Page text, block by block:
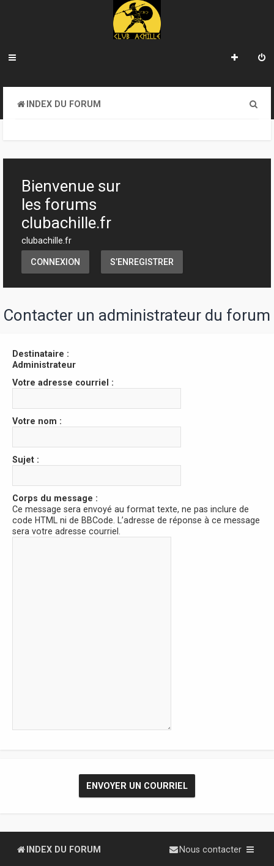
INDEX DU FORUM
h
Bienvenue sur
les forums
clubachille.fr
clubachille.fr
CONNEXION S’ENREGISTRER
Contacter un administrateur du forum
Destinataire :
Administrateur
Votre adresse courriel :
Votre nom :
Sujet :
Corps du message :
Ce message sera envoyé au format texte, ne pas inclure de
code HTML ni de BBCode. L’adresse de réponse à ce message
sera votre adresse courriel.
INDEX DU FORUM Nous contacter